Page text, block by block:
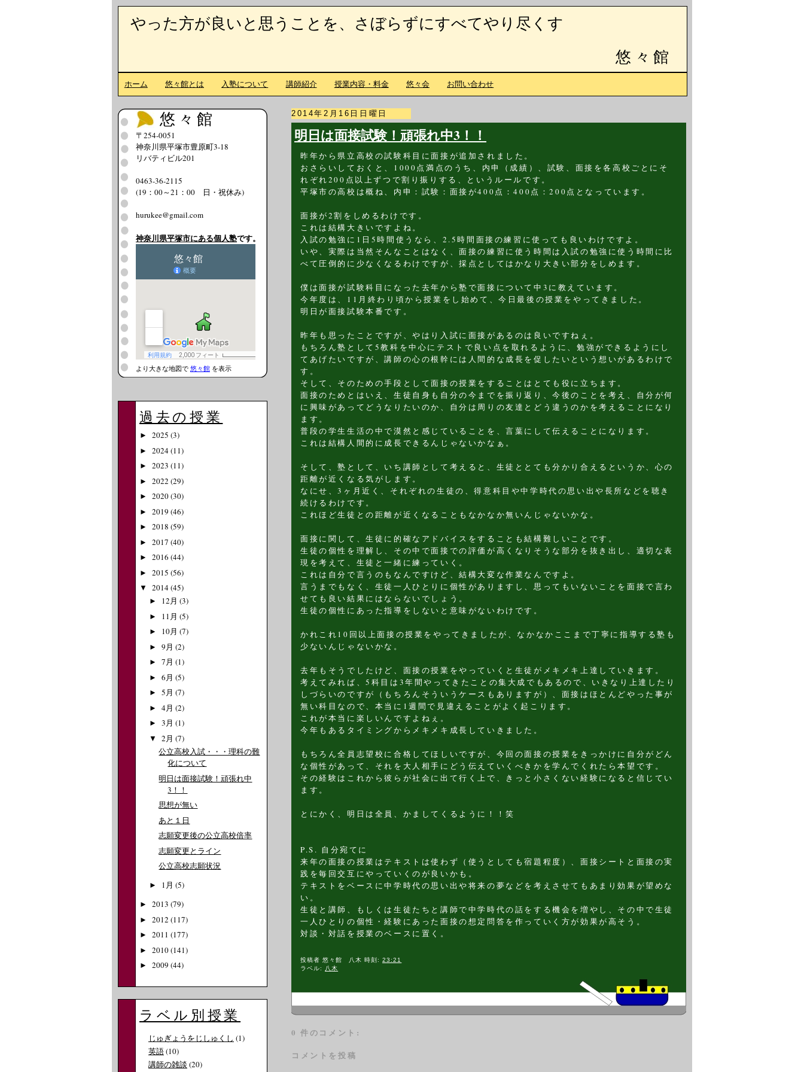
やった方が良いと思うことを、さぼらずにすべてやり尽くす
悠々館
ホーム 悠々館とは 入塾について 講師紹介 授業内容・料金 悠々会 お問い合わせ
2014年2月16日日曜日
明日は面接試験！頑張れ中3！！
昨年から県立高校の試験科目に面接が追加されました。
おさらいしておくと、1000点満点のうち、内申（成績）、試験、面接を各高校ごとにそ
れぞれ200点以上ずつで割り振りする、というルールです。
平塚市の高校は概ね、内申：試験：面接が400点：400点：200点となっています。
面接が2割をしめるわけです。
これは結構大きいですよね。
入試の勉強に1日5時間使うなら、2.5時間面接の練習に使っても良いわけですよ。
いや、実際は当然そんなことはなく、面接の練習に使う時間は入試の勉強に使う時間に比
べて圧倒的に少なくなるわけですが、採点としてはかなり大きい部分をしめます。
僕は面接が試験科目になった去年から塾で面接について中3に教えています。
今年度は、11月終わり頃から授業をし始めて、今日最後の授業をやってきました。
明日が面接試験本番です。
昨年も思ったことですが、やはり入試に面接があるのは良いですねぇ。
もちろん塾として5教科を中心にテストで良い点を取れるように、勉強ができるようにし
てあげたいですが、講師の心の根幹には人間的な成長を促したいという想いがあるわけで
す。
そして、そのための手段として面接の授業をすることはとても役に立ちます。
面接のためとはいえ、生徒自身も自分の今までを振り返り、今後のことを考え、自分が何
に興味があってどうなりたいのか、自分は周りの友達とどう違うのかを考えることになり
ます。
普段の学生生活の中で漠然と感じていることを、言葉にして伝えることになります。
これは結構人間的に成長できるんじゃないかなぁ。
そして、塾として、いち講師として考えると、生徒ととても分かり合えるというか、心の
距離が近くなる気がします。
なにせ、3ヶ月近く、それぞれの生徒の、得意科目や中学時代の思い出や長所などを聴き
続けるわけです。
これほど生徒との距離が近くなることもなかなか無いんじゃないかな。
面接に関して、生徒に的確なアドバイスをすることも結構難しいことです。
生徒の個性を理解し、その中で面接での評価が高くなりそうな部分を抜き出し、適切な表
現を考えて、生徒と一緒に練っていく。
これは自分で言うのもなんですけど、結構大変な作業なんですよ。
言うまでもなく、生徒一人ひとりに個性がありますし、思ってもいないことを面接で言わ
せても良い結果にはならないでしょう。
生徒の個性にあった指導をしないと意味がないわけです。
かれこれ10回以上面接の授業をやってきましたが、なかなかここまで丁寧に指導する塾も
少ないんじゃないかな。
去年もそうでしたけど、面接の授業をやっていくと生徒がメキメキ上達していきます。
考えてみれば、5科目は3年間やってきたことの集大成でもあるので、いきなり上達したり
しづらいのですが（もちろんそういうケースもありますが）、面接はほとんどやった事が
無い科目なので、本当に1週間で見違えることがよく起こります。
これが本当に楽しいんですよねぇ。
今年もあるタイミングからメキメキ成長していきました。
もちろん全員志望校に合格してほしいですが、今回の面接の授業をきっかけに自分がどん
な個性があって、それを大人相手にどう伝えていくべきかを学んでくれたら本望です。
その経験はこれから彼らが社会に出て行く上で、きっと小さくない経験になると信じてい
ます。
とにかく、明日は全員、かましてくるように！！笑
P.S. 自分宛てに
来年の面接の授業はテキストは使わず（使うとしても宿題程度）、面接シートと面接の実
践を毎回交互にやっていくのが良いかも。
テキストをベースに中学時代の思い出や将来の夢などを考えさせてもあまり効果が望めな
い。
生徒と講師、もしくは生徒たちと講師で中学時代の話をする機会を増やし、その中で生徒
一人ひとりの個性・経験にあった面接の想定問答を作っていく方が効果が高そう。
対談・対話を授業のベースに置く。
投稿者悠々館 八木 時刻:23:21
ラベル:
八木
0 件のコメント:
コメントを投稿
悠々館
〒254-0051
神奈川県平塚市豊原町3-18
リバティビル201
0463-36-2115
(19：00～21：00 日・祝休み)
hurukee@gmail.com
神奈川県平塚市にある個人塾です。
より大きな地図で 悠々館 を表示
過去の授業
► 2025 (3)
► 2024(11)
► 2023 (11)
► 2022 (29)
► 2020(30)
► 2019 (46)
► 2018 (59)
► 2017 (40)
► 2016 (44)
► 2015 (56)
▼ 2014(45)
► 12月 (3)
► 11月 (5)
► 10月 (7)
► 9月 (2)
► 7月 (1)
► 6月 (5)
► 5月 (7)
► 4月 (2)
► 3月 (1)
▼ 2月 (7)
公立高校入試・・・理科の難
化について
明日は面接試験！頑張れ中
3！！
思想が無い
あと１日
志願変更後の公立高校倍率
志願変更とライン
公立高校志願状況
► 1月 (5)
► 2013 (79)
► 2012 (117)
► 2011 (177)
► 2010(141)
► 2009 (44)
ラベル別授業
じゅぎょうをじしゅくし (1)
英語(10)
講師の雑談 (20)